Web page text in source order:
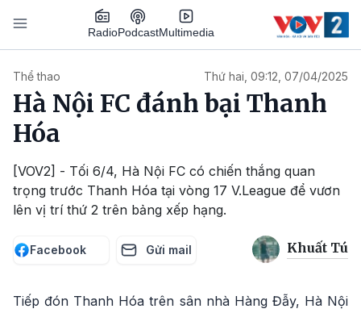
Nhảy đến nội dung
RadioPodcastMultimedia
Thể thao Thứ hai, 09:12, 07/04/2025
Hà Nội FC đánh bại Thanh
Hóa
[VOV2] - Tối 6/4, Hà Nội FC có chiến thắng quan
trọng trước Thanh Hóa tại vòng 17 V.League để vươn
lên vị trí thứ 2 trên bảng xếp hạng.
Facebook Gửi mail Khuất Tú
Tiếp đón Thanh Hóa trên sân nhà Hàng Đẫy, Hà Nội